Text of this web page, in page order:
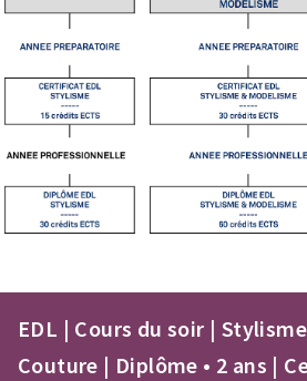
EDL | Cours du soir |
Couture | Diplôme • 2 ans |